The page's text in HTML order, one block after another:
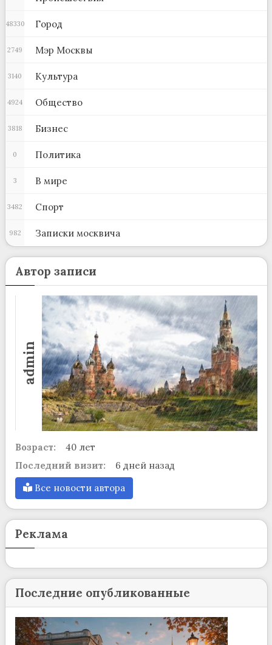
Город
48330
Мэр Москвы
2749
Культура
3140
Общество
4924
Бизнес
3818
Политика
0
В мире
3
Спорт
3482
Записки москвича
982
Автор записи
admin
Возраст:
40 лет
Последний визит:
6 дней назад
Все новости автора
Реклама
Последние опубликованные